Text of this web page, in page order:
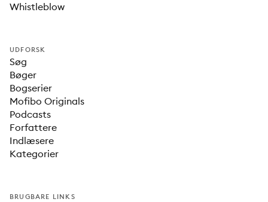
Whistleblow
UDFORSK
Søg
Bøger
Bogserier
Mofibo Originals
Podcasts
Forfattere
Indlæsere
Kategorier
BRUGBARE LINKS